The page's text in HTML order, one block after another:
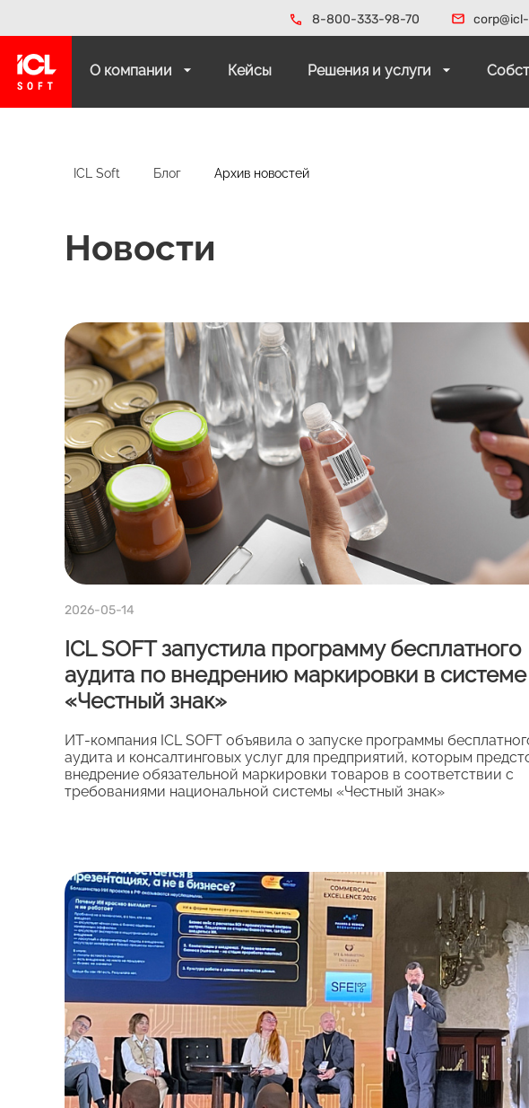
8-800-333-98-70
О компании Кейсы Решения и услуги
ICL Soft Блог Архив новостей
Новости
2026-05-14
ICL SOFT запустила программу бесплатного
аудита по внедрению маркировки в системе
«Честный знак»
ИТ‑компания ICL SOFT объявила о запуске программы
аудита и консалтинговых услуг для предприятий, которым
внедрение обязательной маркировки товаров в соответствии с
требованиями национальной системы «Честный знак»